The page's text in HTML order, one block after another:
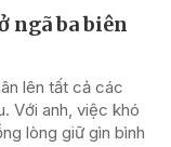
ngã ba biên
lên tất cả các
Với anh, việc khó
lòng giữ gìn bình